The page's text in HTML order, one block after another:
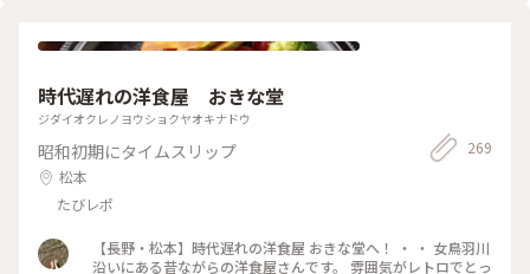
ッキー缶を自分へのお土産に 買いました 綺麗！可愛い！そし
時代遅れの洋食屋 おきな堂
ジダイオクレノヨウショクヤオキナドウ
昭和初期にタイムスリップ
松本
たびレポ
269
【長野・松本】時代遅れの洋食屋 おきな堂へ！ ・ ・ 女鳥羽川
沿いにある昔ながらの洋食屋さんです。 雰囲気がレトロでとっ